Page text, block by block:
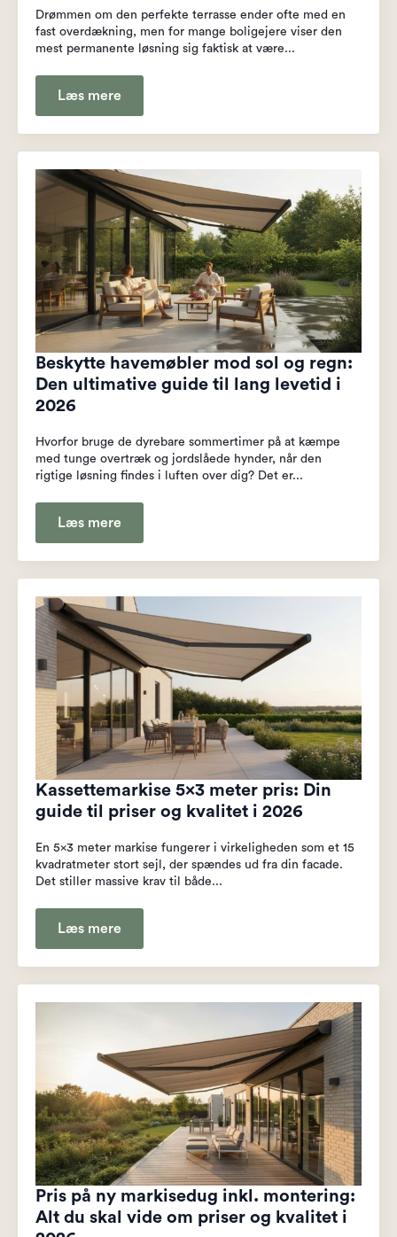
Drømmen om den perfekte terrasse ender ofte med en
fast overdækning, men for mange boligejere viser den
mest permanente løsning sig faktisk at være...
Læs mere
Beskytte havemøbler mod sol og regn:
Den ultimative guide til lang levetid i
2026
Hvorfor bruge de dyrebare sommertimer på at kæmpe
med tunge overtræk og jordslåede hynder, når den
rigtige løsning findes i luften over dig? Det er...
Læs mere
Kassettemarkise 5×3 meter pris: Din
guide til priser og kvalitet i 2026
En 5x3 meter markise fungerer i virkeligheden som et 15
kvadratmeter stort sejl, der spændes ud fra din facade.
Det stiller massive krav til både...
Læs mere
Pris på ny markisedug inkl. montering:
Alt du skal vide om priser og kvalitet i